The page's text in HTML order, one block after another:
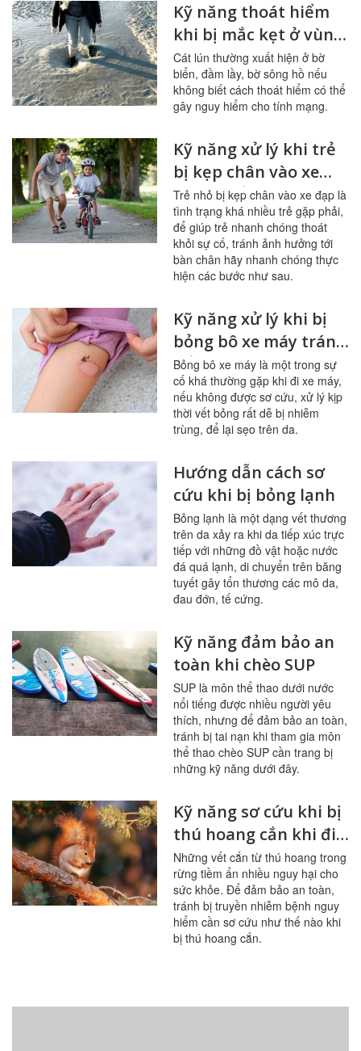
Kỹ năng thoát hiểm
khi bị mắc kẹt ở vùng
cát lún
Cát lún thường xuất hiện ở bờ
biển, đầm lầy, bờ sông hồ nếu
không biết cách thoát hiểm có thể
gây nguy hiểm cho tính mạng.
Kỹ năng xử lý khi trẻ
bị kẹp chân vào xe
đạp chuẩn xác
Trẻ nhỏ bị kẹp chân vào xe đạp là
tình trạng khá nhiều trẻ gặp phải,
để giúp trẻ nhanh chóng thoát
khỏi sự cố, tránh ảnh hưởng tới
bàn chân hãy nhanh chóng thực
hiện các bước như sau.
Kỹ năng xử lý khi bị
bỏng bô xe máy tránh
để lại sẹo
Bỏng bô xe máy là một trong sự
cố khá thường gặp khi đi xe máy,
nếu không được sơ cứu, xử lý kịp
thời vết bỏng rất dễ bị nhiễm
trùng, để lại sẹo trên da.
Hướng dẫn cách sơ
cứu khi bị bỏng lạnh
Bỏng lạnh là một dạng vết thương
trên da xảy ra khi da tiếp xúc trực
tiếp với những đồ vật hoặc nước
đá quá lạnh, di chuyển trên băng
tuyết gây tổn thương các mô da,
đau đớn, tế cứng.
Kỹ năng đảm bảo an
toàn khi chèo SUP
SUP là môn thể thao dưới nước
nổi tiếng được nhiều người yêu
thích, nhưng để đảm bảo an toàn,
tránh bị tai nạn khi tham gia môn
thể thao chèo SUP cần trang bị
những kỹ năng dưới đây.
Kỹ năng sơ cứu khi bị
thú hoang cắn khi đi
rừng
Những vết cắn từ thú hoang trong
rừng tiềm ẩn nhiều nguy hại cho
sức khỏe. Để đảm bảo an toàn,
tránh bị truyền nhiễm bệnh nguy
hiểm cần sơ cứu như thế nào khi
bị thú hoang cắn.